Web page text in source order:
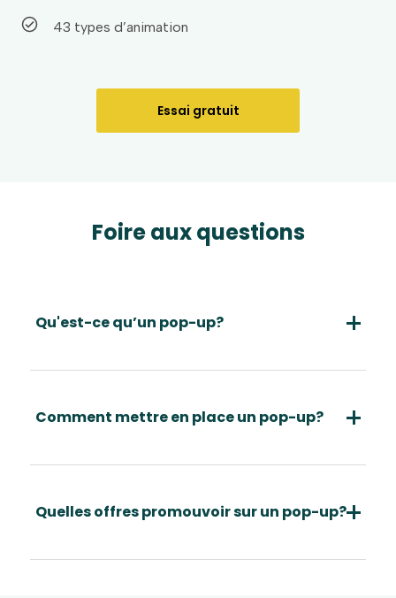
43 types d’animation
Essai gratuit
Foire aux questions
Qu'est-ce qu’un pop-up?
Comment mettre en place un pop-up?
Quelles offres promouvoir sur un pop-up?